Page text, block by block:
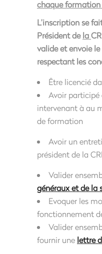
chaque
L’inscription se
Président dela
valide et envoie le
respectant les
Être licencié
Avoir participé
intervenant à au
de formation
Avoir un
président de la
Valider
généraux et de la
Evoquer les
fonctionnement
Valider
fournir une lettre